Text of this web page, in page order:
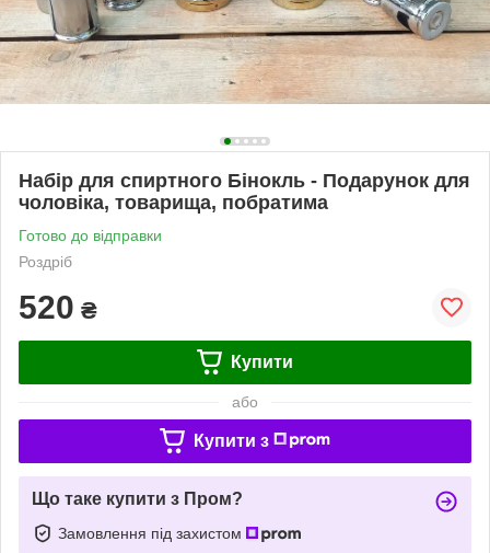
Набір для спиртного Бінокль - Подарунок для
чоловіка, товарища, побратима
Готово до відправки
Роздріб
520 ₴
Купити
або
Купити з
Що таке купити з Пром?
Замовлення під захистом